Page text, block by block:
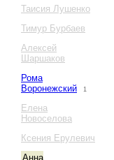
Таисия Лушенко
Тимур Бурбаев
Алексей
Шаршаков
Рома
Воронежский
1
Елена
Новоселова
Ксения Ерулевич
Анна